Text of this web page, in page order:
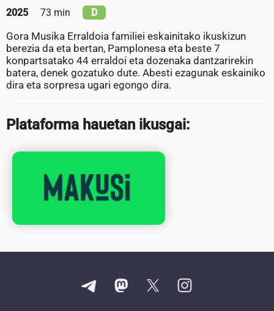
2025 73 min D
Gora Musika Erraldoia familiei eskainitako ikuskizun
berezia da eta bertan, Pamplonesa eta beste 7
konpartsatako 44 erraldoi eta dozenaka dantzarirekin
batera, denek gozatuko dute. Abesti ezagunak eskainiko
dira eta sorpresa ugari egongo dira.
Plataforma hauetan ikusgai: